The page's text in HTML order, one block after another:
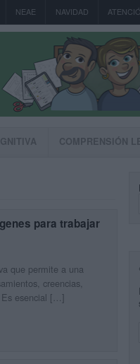
NEAE NAVIDAD
COMPRENSIÓN
para trabajar
que permite a una
creencias,
Es esencial […]